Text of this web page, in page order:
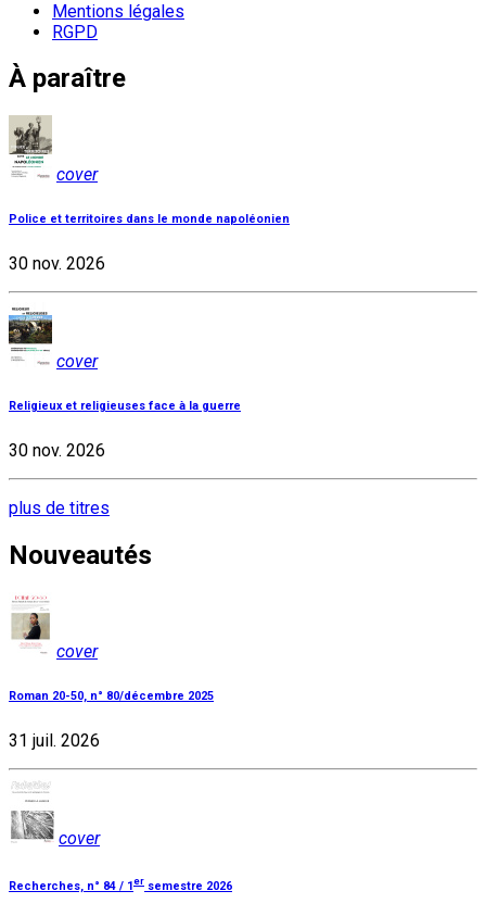
Mentions légales
RGPD
À paraître
cover
Police et territoires dans le monde napoléonien
30 nov. 2026
cover
Religieux et religieuses face à la guerre
30 nov. 2026
plus de titres
Nouveautés
cover
Roman 20-50, n° 80/décembre 2025
31 juil. 2026
cover
Recherches, n° 84 / 1er semestre 2026